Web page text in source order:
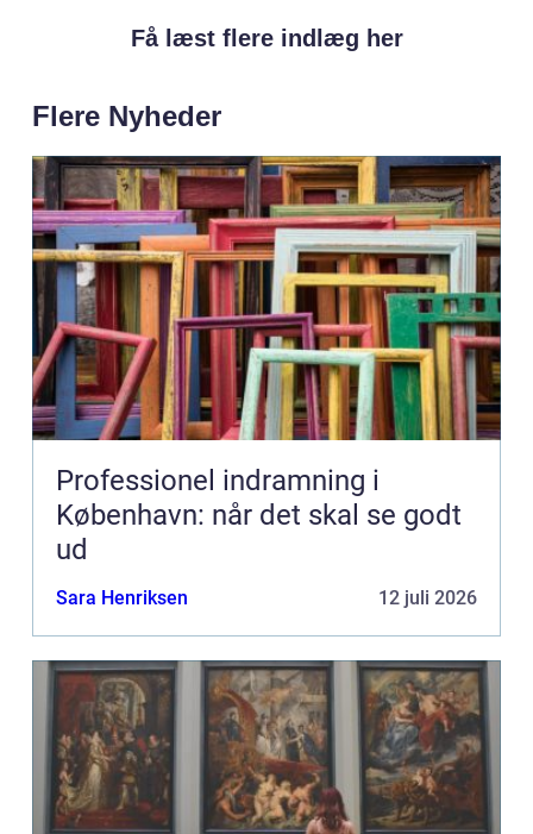
Få læst flere indlæg her
Flere Nyheder
Professionel indramning i
København: når det skal se godt
ud
Sara Henriksen 12 juli 2026